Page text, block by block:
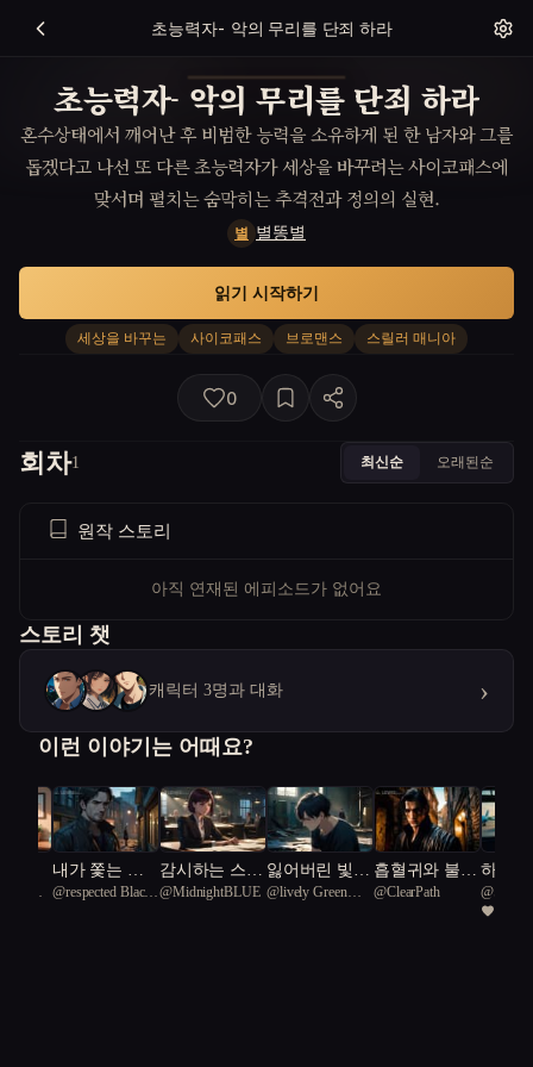
초능력자- 악의 무리를 단죄 하라
초능력자- 악의 무리를 단죄 하라
혼수상태에서 깨어난 후 비범한 능력을 소유하게 된 한 남자와 그를
돕겠다고 나선 또 다른 초능력자가 세상을 바꾸려는 사이코패스에
맞서며 펼치는 숨막히는 추격전과 정의의 실현.
별 별똥별
세상을 바꾸는 사이코패스 브로맨스 스릴러 매니아
읽기 시작하기
0
회차1 최신순 오래된순
원작 스토리
아직 연재된 에피소드가 없어요
스토리 챗
캐릭터 3명과 대화 ›
이런 이야기는 어때요?
국일
내가 쫓는 괴
물의 향기가
@respected Black
감시하는 스파
이 지켜야 하
@MidnightBLUE
잃어버린 빛의
화가
@lively Green
흡혈귀와 불멸
의 노래
@ClearPath
하늘
하루
@서울
급시민